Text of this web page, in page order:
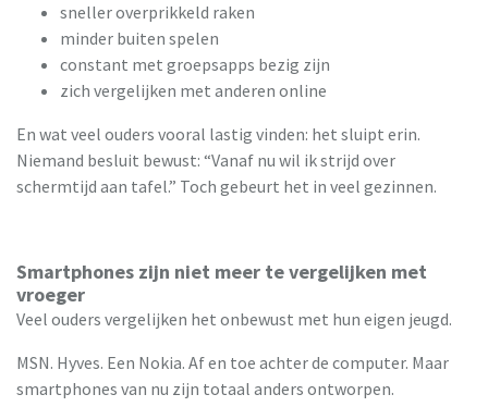
sneller overprikkeld raken
minder buiten spelen
constant met groepsapps bezig zijn
zich vergelijken met anderen online
En wat veel ouders vooral lastig vinden: het sluipt erin.
Niemand besluit bewust: “Vanaf nu wil ik strijd over
schermtijd aan tafel.” Toch gebeurt het in veel gezinnen.
Smartphones zijn niet meer te vergelijken met
vroeger
Veel ouders vergelijken het onbewust met hun eigen jeugd.
MSN. Hyves. Een Nokia. Af en toe achter de computer. Maar
smartphones van nu zijn totaal anders ontworpen.